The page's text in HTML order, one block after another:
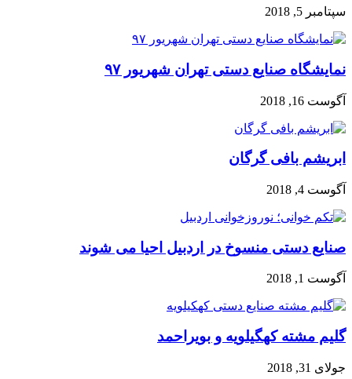
سپتامبر 5, 2018
نمایشگاه صنایع دستی تهران شهریور ۹۷
آگوست 16, 2018
ابریشم بافی گرگان
آگوست 4, 2018
صنایع دستی منسوخ در اردبیل احیا می شوند
آگوست 1, 2018
گلیم مشته کهگیلویه و بویراحمد
جولای 31, 2018